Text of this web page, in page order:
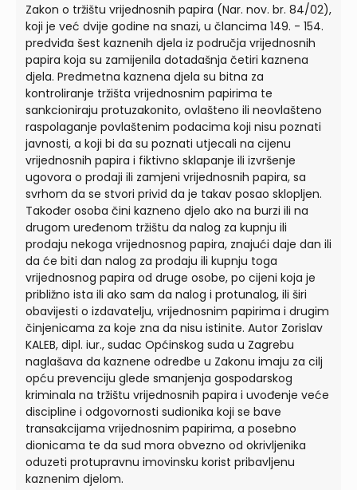
Zakon o tržištu vrijednosnih papira (Nar. nov. br. 84/02),
koji je već dvije godine na snazi, u člancima 149. - 154.
predviđa šest kaznenih djela iz područja vrijednosnih
papira koja su zamijenila dotadašnja četiri kaznena
djela. Predmetna kaznena djela su bitna za
kontroliranje tržišta vrijednosnim papirima te
sankcioniraju protuzakonito, ovlašteno ili neovlašteno
raspolaganje povlaštenim podacima koji nisu poznati
javnosti, a koji bi da su poznati utjecali na cijenu
vrijednosnih papira i fiktivno sklapanje ili izvršenje
ugovora o prodaji ili zamjeni vrijednosnih papira, sa
svrhom da se stvori privid da je takav posao sklopljen.
Također osoba čini kazneno djelo ako na burzi ili na
drugom uređenom tržištu da nalog za kupnju ili
prodaju nekoga vrijednosnog papira, znajući daje dan ili
da će biti dan nalog za prodaju ili kupnju toga
vrijednosnog papira od druge osobe, po cijeni koja je
približno ista ili ako sam da nalog i protunalog, ili širi
obavijesti o izdavatelju, vrijednosnim papirima i drugim
činjenicama za koje zna da nisu istinite. Autor Zorislav
KALEB, dipl. iur., sudac Općinskog suda u Zagrebu
naglašava da kaznene odredbe u Zakonu imaju za cilj
opću prevenciju glede smanjenja gospodarskog
kriminala na tržištu vrijednosnih papira i uvođenje veće
discipline i odgovornosti sudionika koji se bave
transakcijama vrijednosnim papirima, a posebno
dionicama te da sud mora obvezno od okrivljenika
oduzeti protupravnu imovinsku korist pribavljenu
kaznenim djelom.